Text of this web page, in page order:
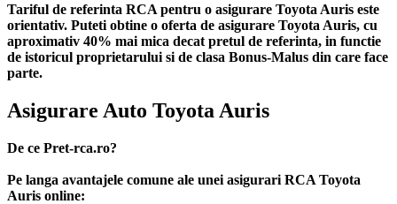
Tariful de referinta RCA pentru o asigurare Toyota Auris este
orientativ. Puteti obtine o oferta de asigurare Toyota Auris, cu
aproximativ 40% mai mica decat pretul de referinta, in functie
de istoricul proprietarului si de clasa Bonus-Malus din care face
parte.
Asigurare Auto Toyota Auris
De ce Pret-rca.ro?
Pe langa avantajele comune ale unei asigurari RCA Toyota
Auris online: